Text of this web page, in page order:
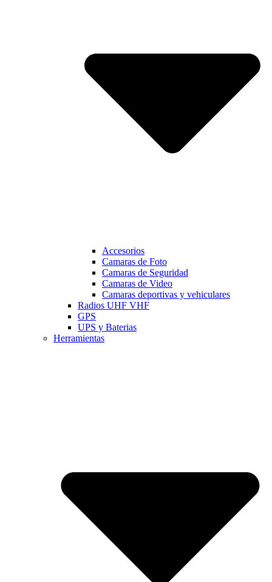
Accesorios
Camaras de Foto
Camaras de Seguridad
Camaras de Video
Camaras deportivas y vehiculares
Radios UHF VHF
GPS
UPS y Baterias
Herramientas